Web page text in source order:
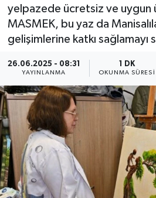
yelpazede ücretsiz ve uygun
MASMEK, bu yaz da
gelişimlerine katkı sağlamayı
26.06.2025 - 08:31
YAYINLANMA
1 DK
OKUNMA SÜRESI